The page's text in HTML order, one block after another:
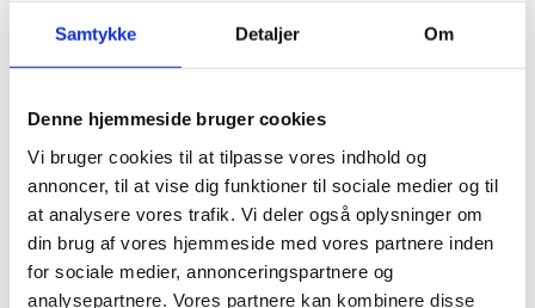
Samtykke Detaljer Om
Denne hjemmeside bruger cookies
Vi bruger cookies til at tilpasse vores indhold og
annoncer, til at vise dig funktioner til sociale medier og til
at analysere vores trafik. Vi deler også oplysninger om
din brug af vores hjemmeside med vores partnere inden
for sociale medier, annonceringspartnere og
analysepartnere. Vores partnere kan kombinere disse
den fremover korrekt bruger tredjeparts kaldenavn.
Optagelse
SISESAS-7387
Ansøger med specialisering oprettes med forkert
AUDD kode og profil
Løsning: